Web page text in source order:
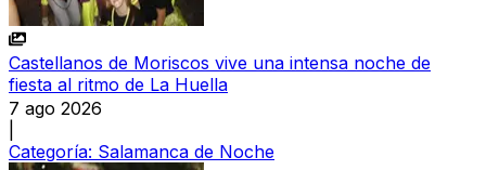
Castellanos de Moriscos vive una intensa noche de
fiesta al ritmo de La Huella
7 ago 2026
Categoría: Salamanca de Noche